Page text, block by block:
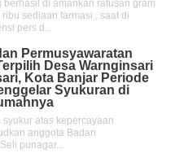
berhasil di amankan ratusan gram
sediaan farmasi , saat di
pers d...
Permusyawaratan
Desa Warnginsari
Kota Banjar Periode
Syukuran di
syukur atas kepercayaan
anggota Badan
punagar...